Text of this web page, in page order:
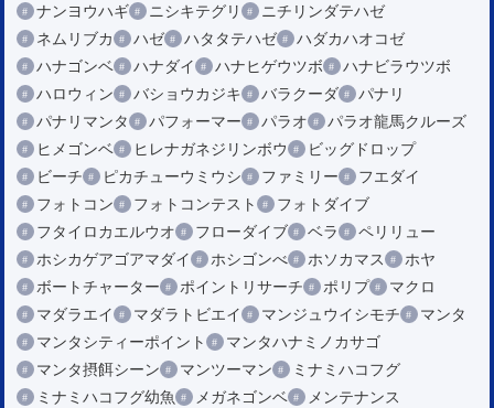
ナンヨウハギ
ニシキテグリ
ニチリンダテハゼ
ネムリブカ
ハゼ ハタタテハゼ
ハダカハオコゼ
ハナゴンベ
ハナダイ ハナヒゲウツボ
ハナビラウツボ
ハロウィン
バショウカジキ バラクーダ
パナリ
パナリマンタ
パフォーマー パラオ
パラオ龍馬クルーズ
ヒメゴンベ
ヒレナガネジリンボウ
ビッグドロップ
ビーチ
ピカチューウミウシ ファミリー
フエダイ
フォトコン
フォトコンテスト
フォトダイブ
フタイロカエルウオ
フローダイブ ベラ
ペリリュー
ホシカゲアゴアマダイ
ホシゴンべ ホソカマス
ホヤ
ボートチャーター
ポイントリサーチ ポリプ
マクロ
マダラエイ
マダラトビエイ マンジュウイシモチ
マンタ
マンタシティーポイント
マンタハナミノカサゴ
マンタ摂餌シーン
マンツーマン
ミナミハコフグ
ミナミハコフグ幼魚
メガネゴンベ
メンテナンス